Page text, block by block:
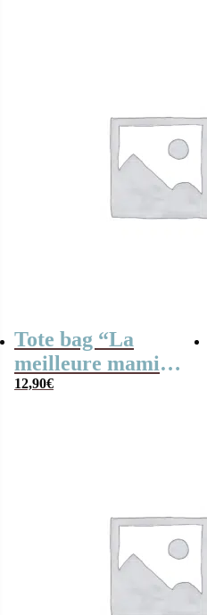
Tote bag “La
meilleure mamie
du monde”-
12,90€